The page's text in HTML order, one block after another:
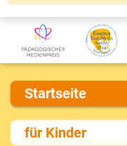
Startseite
Über uns
für Kinder